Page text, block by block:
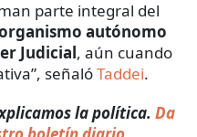
parte integral del
autónomo
Judicial, aún cuando
señalóTaddei.
la política. Da